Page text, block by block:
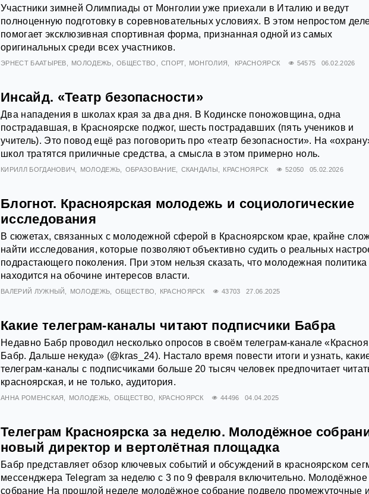
Участники зимней Олимпиады от Монголии уже приехали в Италию и ведут
полноценную подготовку в соревновательных условиях. В этом непростом
помогает эксклюзивная спортивная форма, признанная одной из самых
оригинальных среди всех участников.
ЭРНЕСТ БААТЫРЕВ МОЛОДЕЖЬ ОБЩЕСТВО СПОРТ МОНГОЛИЯ КРАСНОЯРСК 54575 06.02.2026
Инсайд. «Театр безопасности»
Два нападения в школах края за два дня. В Кодинске поножовщина, одна
пострадавшая, в Красноярске поджог, шесть пострадавших (пять учеников и
учитель). Это повод ещё раз поговорить про «театр безопасности». На
школ тратятся приличные средства, а смысла в этом примерно ноль.
КИРИЛЛ БОГДАНОВИЧ МОЛОДЕЖЬ ОБРАЗОВАНИЕ СКАНДАЛЫ КРАСНОЯРСК 52050 05.02.2026
Блогнот. Красноярская молодежь и социологические
исследования
В сюжетах, связанных с молодежной сферой в Красноярском крае, крайне
найти исследования, которые позволяют объективно судить о реальных
подрастающего поколения. При этом нельзя сказать, что молодежная политика
находится на обочине интересов власти.
ВАЛЕРИЙ ЛУЖНЫЙ МОЛОДЕЖЬ ОБЩЕСТВО КРАСНОЯРСК 43703 27.06.2025
Какие телеграм-каналы читают подписчики Бабра
Недавно Бабр проводил несколько опросов в своём телеграм-канале
Бабр. Дальше некуда» (@kras_24). Настало время повести итоги и узнать,
телеграм-каналы с подписчиками больше 20 тысяч человек предпочитает
красноярская, и не только, аудитория.
АННА РОМЕНСКАЯ МОЛОДЕЖЬ ОБЩЕСТВО КРАСНОЯРСК 44496 04.04.2025
Телеграм Красноярска за неделю. Молодёжное
новый директор и вертолётная площадка
Бабр представляет обзор ключевых событий и обсуждений в красноярском
мессенджера Telegram за неделю с 3 по 9 февраля включительно. Молодёжное
собрание На прошлой неделе молодёжное собрание подвело промежуточные